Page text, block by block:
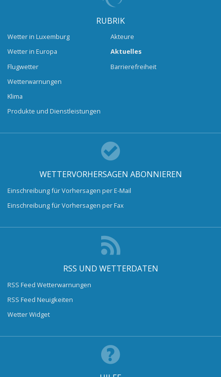
RUBRIK
Wetter in Luxemburg
Wetter in Europa
Flugwetter
Wetterwarnungen
Klima
Produkte und Dienstleistungen
Akteure
Aktuelles
Barrierefreiheit
WETTERVORHERSAGEN ABONNIEREN
Einschreibung für Vorhersagen per E-Mail
Einschreibung für Vorhersagen per Fax
RSS UND WETTERDATEN
RSS Feed Wetterwarnungen
RSS Feed Neuigkeiten
Wetter Widget